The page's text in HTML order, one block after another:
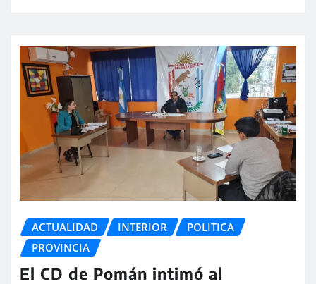
ACTUALIDAD INTERIOR
POLITICA
PROVINCIA
El CD de Pomán intimó al